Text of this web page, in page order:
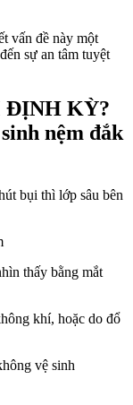
vấn đề này một
sự an tâm tuyệt
ĐỊNH KỲ?
nệm đắk
bụi thì lớp sâu bên
thấy bằng mắt
khí, hoặc do đổ
vệ sinh